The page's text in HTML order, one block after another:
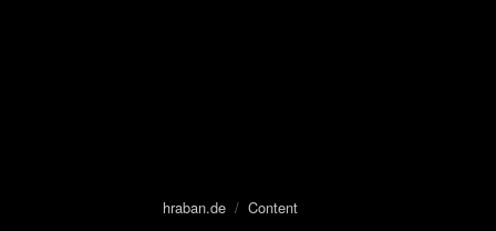
hraban.de / Content